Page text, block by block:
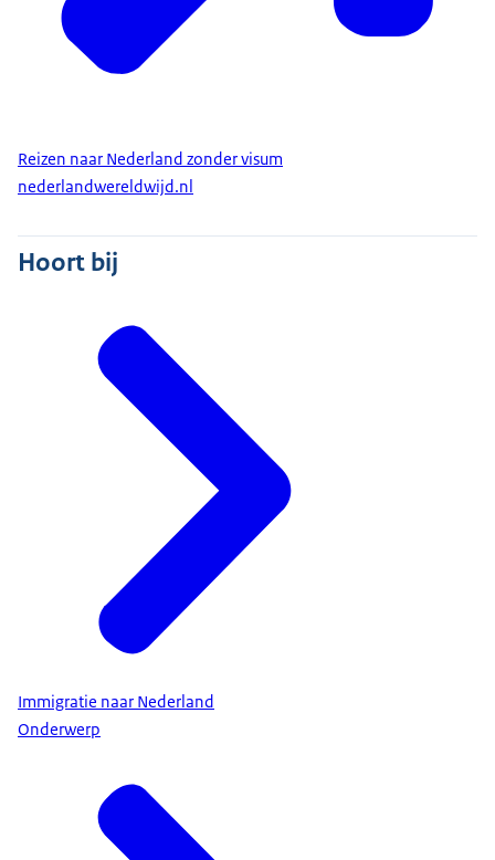
Reizen naar Nederland zonder visum
nederlandwereldwijd.nl
Hoort bij
Immigratie naar Nederland
Onderwerp